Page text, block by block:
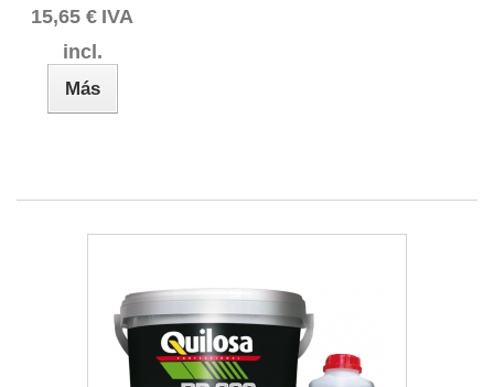
15,65 € IVA
incl.
Más